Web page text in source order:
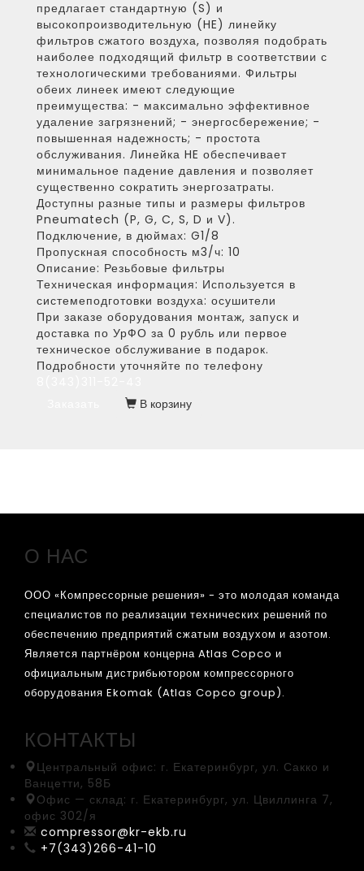
предлагает стандартную (S) и
высокопроизводительную (HE) линейку
фильтров сжатого воздуха, позволяя подобрать
наиболее подходящий фильтр в соответствии с
технологическими требованиями. Фильтры
обеих линеек имеют следующие
преимущества: - максимально эффективное
удаление загрязнений; - энергосбережение; -
повышенная надежность; - простота
обслуживания. Линейка HE обеспечивает
минимальное падение давления и позволяет
существенно сократить энергозатраты.
Доступны разные типы и размеры фильтров
Pneumatech (P, G, C, S, D и V).
Подключение, в дюймах: G1/8
Пропускная способность м3/ч: 10
Описание: Резьбовые фильтры
Техническая информация: Используется в
системеподготовки воздуха: осушители
При заказе оборудования монтаж, запуск и
доставка по УрФО за 0 рубль или первое
техническое обслуживание в подарок.
Подробности уточняйте по телефону
В корзину
О НАС
ООО «Компрессорные решения» - это молодая команда
специалистов по реализации технических решений по
обеспечению предприятий сжатым воздухом и азотом.
Является партнёром концерна Atlas Copco и
официальным дистрибьютором компрессорного
оборудования Ekomak (Atlas Copco group).
КОНТАКТЫ
Центральный офис: г. Екатеринбург, ул. Сакко и
Ванцетти, 58Б
Офис — склад: г. Екатеринбург, ул. Цвиллинга 7,
офис 302/я
compressor@kr-ekb.ru
+7(343)266-41-10